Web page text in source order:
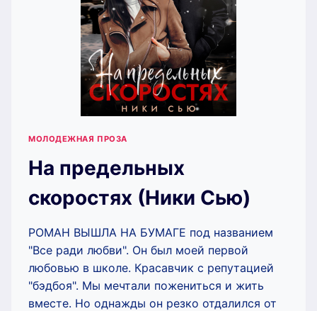
МОЛОДЕЖНАЯ ПРОЗА
На предельных
скоростях (Ники Сью)
РОМАН ВЫШЛА НА БУМАГЕ под названием
"Все ради любви". Он был моей первой
любовью в школе. Красавчик с репутацией
"бэдбоя". Мы мечтали пожениться и жить
вместе. Но однажды он резко отдалился от